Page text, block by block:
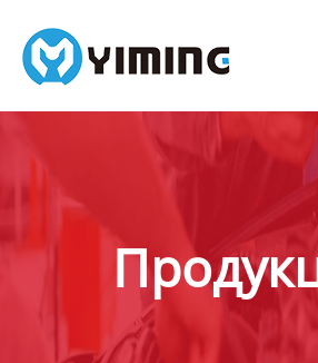
Tags
видео
О нас